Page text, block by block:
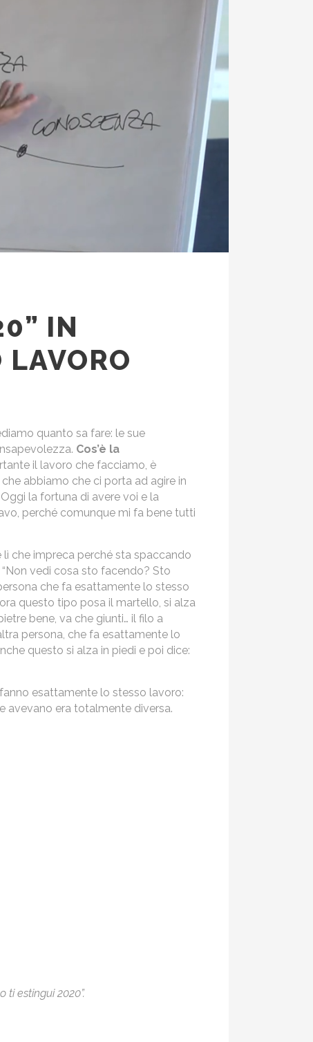
IN
quanto sa fare: le sue
Cos’è la
il lavoro che facciamo, è
abbiamo che ci porta ad agire in
la fortuna di avere voi e la
perché comunque mi fa bene tutti
lì che impreca perché sta spaccando
“Non vedi cosa sto facendo? Sto
che fa esattamente lo stesso
questo tipo posa il martello, si alza
bene, va che giunti… il filo a
persona, che fa esattamente lo
questo si alza in piedi e poi dice:
esattamente lo stesso lavoro:
avevano era totalmente diversa.
ti estingui 2020”.